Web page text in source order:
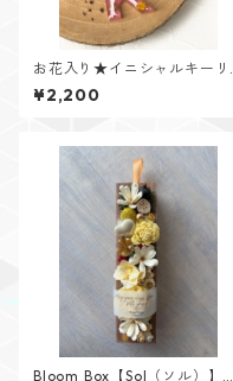
お花入り★イニシャルキーリ
ング【Flower Jewelシリー
ズ】
¥2,200
Bloom Box【Sol（ソル）】メ